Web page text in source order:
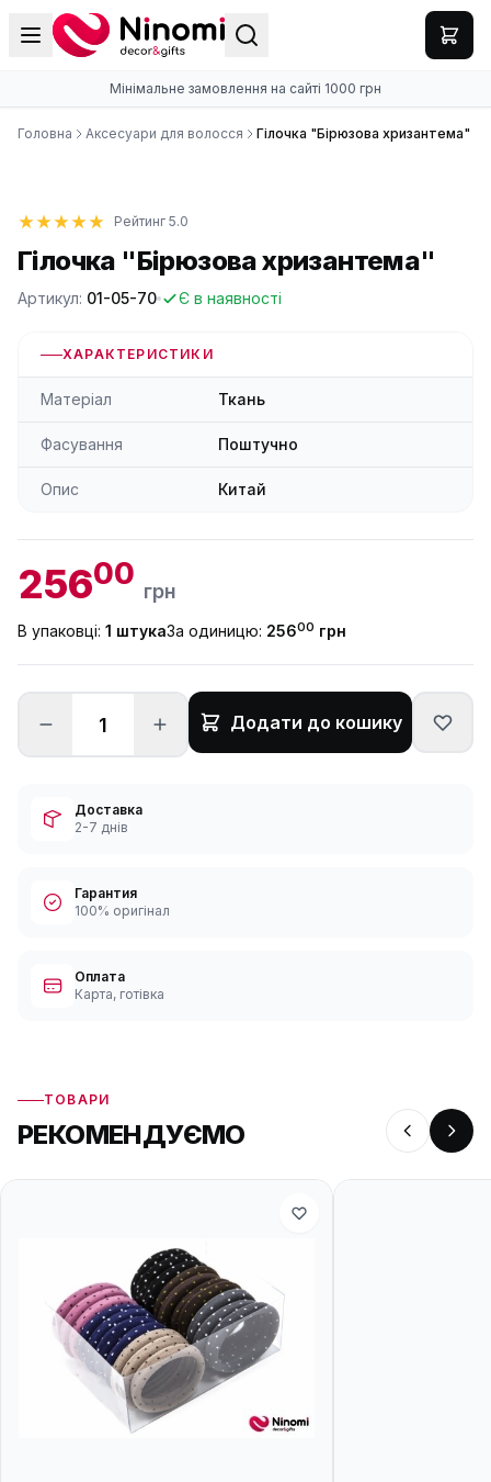
Мінімальне замовлення на сайті 1000 грн
Головна Аксесуари для волосся Гілочка "Бірюзова хризантема"
Рейтинг 5.0
Гілочка "Бірюзова хризантема"
Артикул: 01-05-70 Є в наявності
ХАРАКТЕРИСТИКИ
Матеріал Ткань
Фасування Поштучно
Опис Китай
25600 грн
В упаковці: 1 штукаЗа одиницю: 25600 грн
Додати до кошику
Доставка
2-7 днів
Гарантия
100% оригінал
Оплата
Карта, готівка
ТОВАРИ
РЕКОМЕНДУЄМО